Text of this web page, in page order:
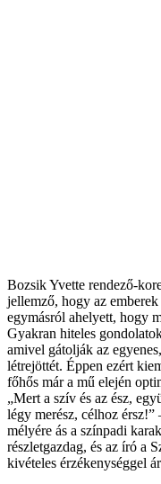
Bozsik Yvette rendező-
jellemző, hogy az
egymásról ahelyett, hogy
Gyakran hiteles
amivel gátolják az egyenes,
létrejöttét. Éppen ezért
főhős már a mű elején
„Mert a szív és az ész,
légy merész, célhoz érsz!”
mélyére ás a színpadi
részletgazdag, és az író a
kivételes érzékenységgel